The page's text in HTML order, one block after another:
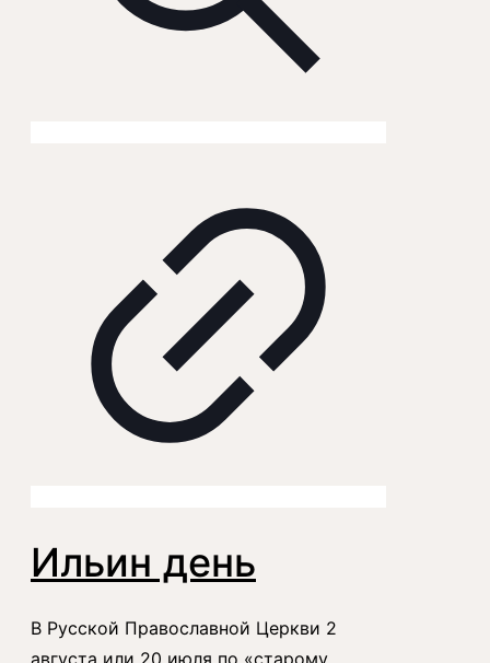
Ильин день
В Русской Православной Церкви 2
августа или 20 июля по «старому